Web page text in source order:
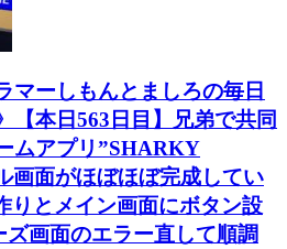
マーしもんとましろの毎日
【本日563日目】兄弟で共同
ムアプリ”SHARKY
画面がほぼほぼ完成してい
りとメイン画面にボタン設
画面のエラー直して順調